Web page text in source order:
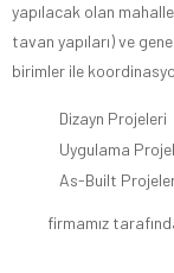
yapılacak olan
tavan yapıları) ve
birimler ile
Dizayn Projeleri
Uygulama
As-Built
firmamız